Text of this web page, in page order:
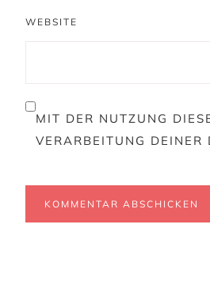
WEBSITE
MIT DER NUTZUNG
VERARBEITUNG DEINER